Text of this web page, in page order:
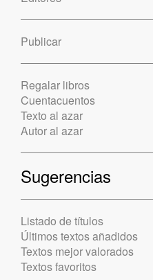
Publicar
Regalar libros
Cuentacuentos
Texto al azar
Autor al azar
Sugerencias
Listado de títulos
Últimos textos añadidos
Textos mejor valorados
Textos favoritos